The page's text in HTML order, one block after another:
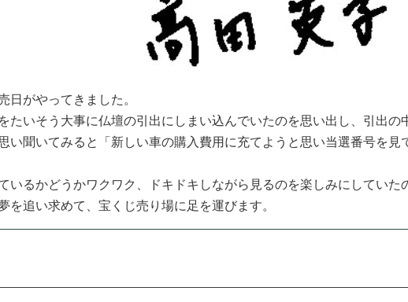
がやってきました。
たいそう大事に仏壇の引出にしまい込んでいたのを思い出し、引出
い聞いてみると「新しい車の購入費用に充てようと思い当選番号を
るかどうかワクワク、ドキドキしながら見るのを楽しみにしていた
追い求めて、宝くじ売り場に足を運びます。